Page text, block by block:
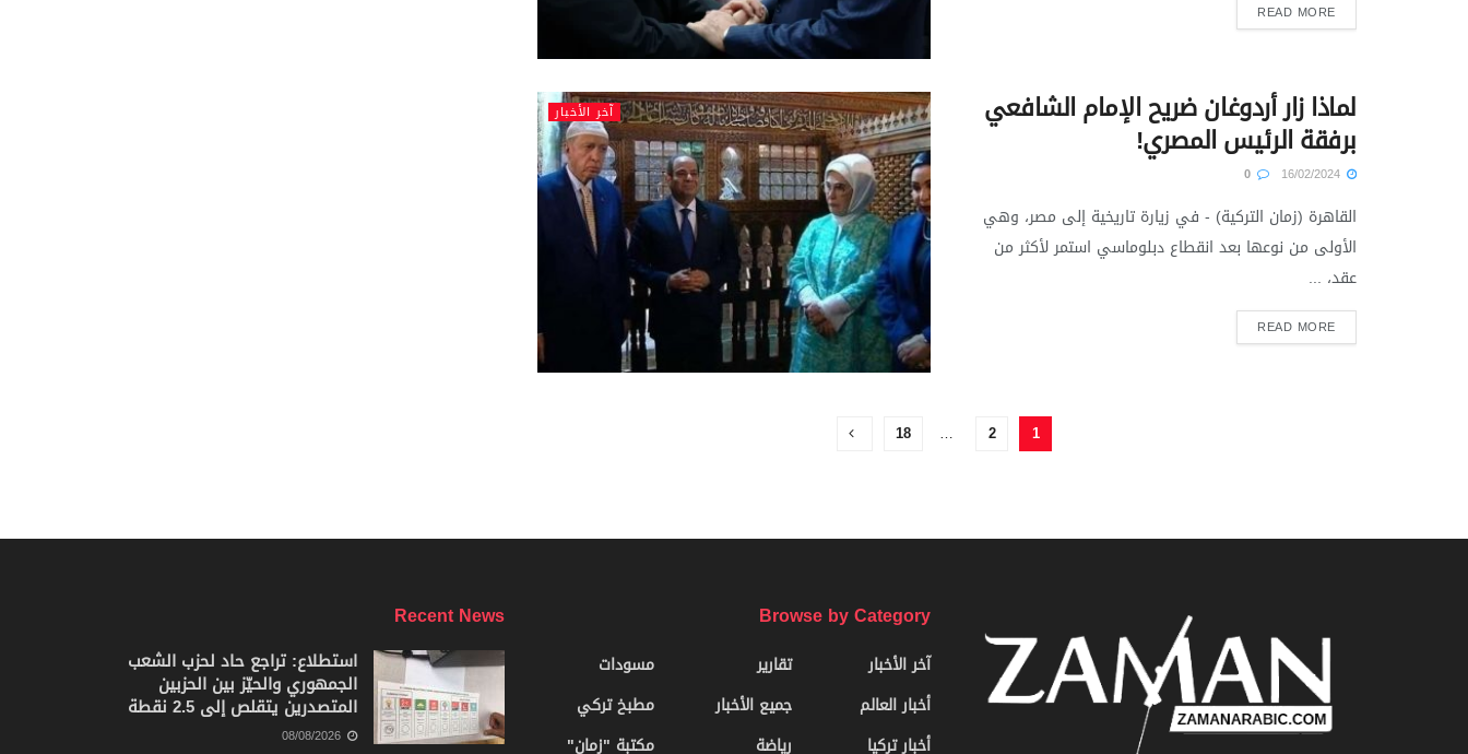
READ MORE
آخر الأخبار لماذا زار أردوغان ضريح الإمام الشافعي
برفقة الرئيس المصري!
القاهرة (زمان التركية) - في زيارة تاريخية إلى مصر، وهي
الأولى من نوعها بعد انقطاع دبلوماسي استمر لأكثر من
عقد، ...
READ MORE
1
2
…
18
Browse by Category
آخر الأخبار
أخبار العالم
أخبار تركيا
تقارير
جميع الأخبار
رياضة
مسودات
مطبخ تركي
مكتبة "زمان"
Recent News
استطلاع: تراجع حاد لحزب الشعب
الجمهوري والحيّز بين الحزبين
المتصدرين يتقلص إلى 2.5 نقطة